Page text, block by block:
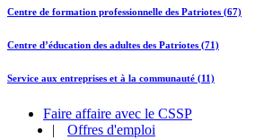
Centre de formation professionnelle des Patriotes (67)
Centre d’éducation des adultes des Patriotes (71)
Service aux entreprises et à la communauté (11)
Faire affaire avec le CSSP
|
Offres d'emploi